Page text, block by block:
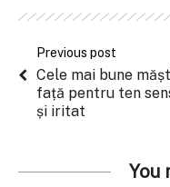
Previous post
Cele mai bune
față pentru ten
și iritat
You